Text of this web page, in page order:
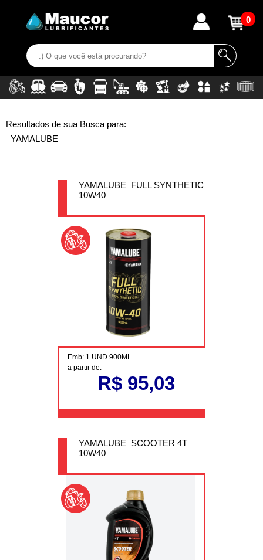
0
Resultados de sua Busca para:
YAMALUBE
YAMALUBE FULL SYNTHETIC
10W40
Emb: 1 UND 900ML
a partir de:
R$ 95,03
YAMALUBE SCOOTER 4T
10W40